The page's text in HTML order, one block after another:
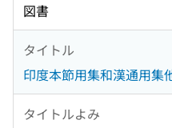
図書
タイトル
印度本節用集和漢通用集
タイトルよみ